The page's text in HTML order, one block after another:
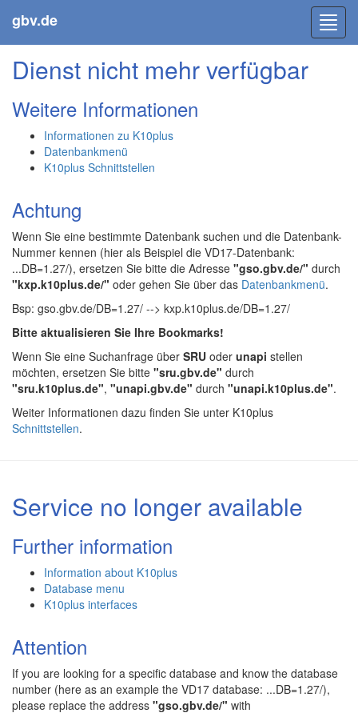
gbv.de
Dienst nicht mehr verfügbar
Weitere Informationen
Informationen zu K10plus
Datenbankmenü
K10plus Schnittstellen
Achtung
Wenn Sie eine bestimmte Datenbank suchen und die Datenbank-
Nummer kennen (hier als Beispiel die VD17-Datenbank:
...DB=1.27/), ersetzen Sie bitte die Adresse "gso.gbv.de/" durch
"kxp.k10plus.de/" oder gehen Sie über das Datenbankmenü.
Bsp: gso.gbv.de/DB=1.27/ --> kxp.k10plus.de/DB=1.27/
Bitte aktualisieren Sie Ihre Bookmarks!
Wenn Sie eine Suchanfrage über SRU oder unapi stellen
möchten, ersetzen Sie bitte "sru.gbv.de" durch
"sru.k10plus.de", "unapi.gbv.de" durch "unapi.k10plus.de".
Weiter Informationen dazu finden Sie unter K10plus
Schnittstellen.
Service no longer available
Further information
Information about K10plus
Database menu
K10plus interfaces
Attention
If you are looking for a specific database and know the database
number (here as an example the VD17 database: ...DB=1.27/),
please replace the address "gso.gbv.de/" with